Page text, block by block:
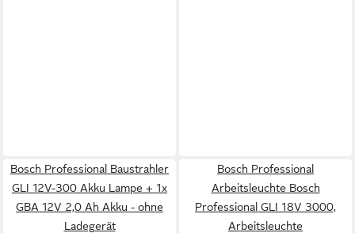
Bosch Professional Baustrahler
GLI 12V-300 Akku Lampe + 1x
GBA 12V 2,0 Ah Akku - ohne
Ladegerät
Bosch Professional
Arbeitsleuchte Bosch
Professional GLI 18V 3000,
Arbeitsleuchte